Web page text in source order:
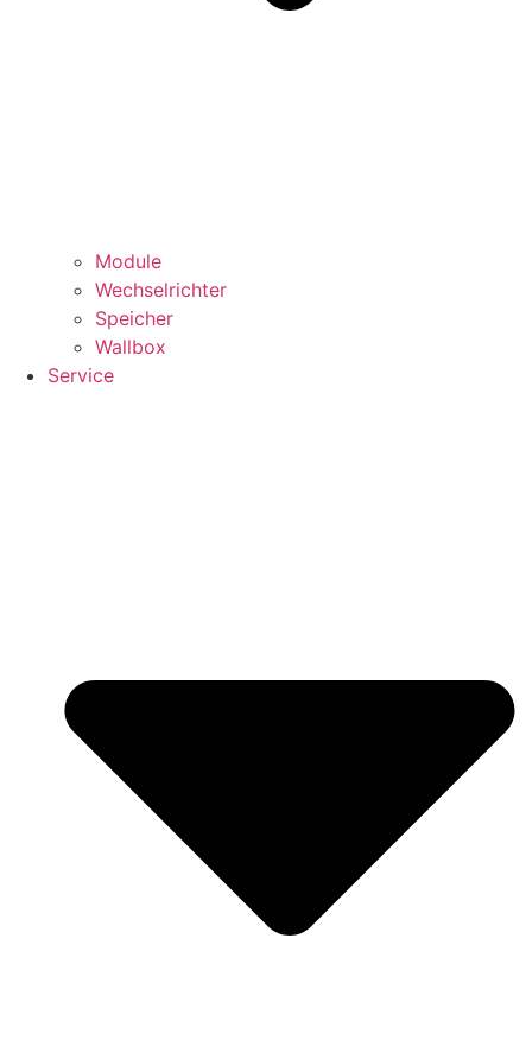
Module
Wechselrichter
Speicher
Wallbox
Service